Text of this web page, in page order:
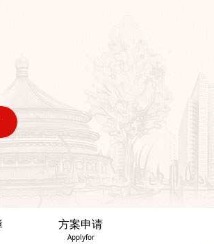
方案申请
Applyfor
”专题培...
顺利开班
”专题培...
顺利开班